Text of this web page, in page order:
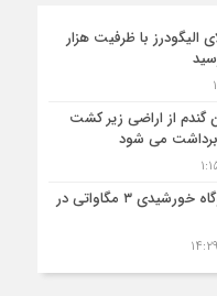
الیگودرز با ظرفیت هزار
هزار تن گندم از اراضی زیر کشت
برداشت می شود
آیین کلنگ‌زنی نیروگاه خورشیدی ۳ مگاواتی در